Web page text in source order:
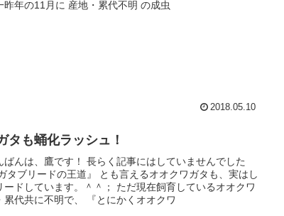
昨年の11月に 産地・累代不明 の成虫
2018.05.10
タも蛹化ラッシュ！
ばんは、鷹です！ 長らく記事にはしていませんでした
タブリードの王道』 とも言えるオオクワガタも、実はし
ードしています。＾＾； ただ現在飼育しているオオクワ
累代共に不明で、 『とにかくオオクワ